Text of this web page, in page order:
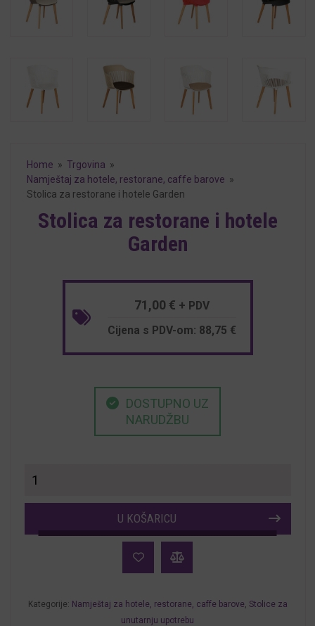
Home » Trgovina »
Namještaj za hotele, restorane, caffe barove »
Stolica za restorane i hotele Garden
Stolica za restorane i hotele
Garden
71,00 € + PDV
Cijena s PDV-om: 88,75 €
DOSTUPNO UZ
NARUDŽBU
za
restorane
hotele
U KOŠARICU
Kategorije: Namještaj za hotele, restorane, caffe barove Stolice za
unutarnju upotrebu